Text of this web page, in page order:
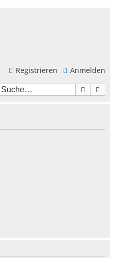
Anmelden
Registrieren
Suche